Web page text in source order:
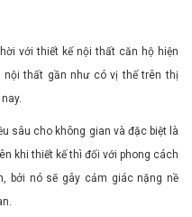
với thiết kế nội thất căn hộ hiện
nội thất gần như có vị thế trên thị
sâu cho không gian và đặc biệt là
khi thiết kế thì đối với phong cách
bởi nó sẽ gây cảm giác nặng nề